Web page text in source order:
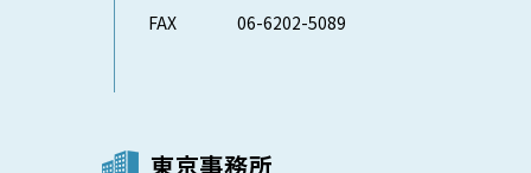
FAX
06-6202-5089